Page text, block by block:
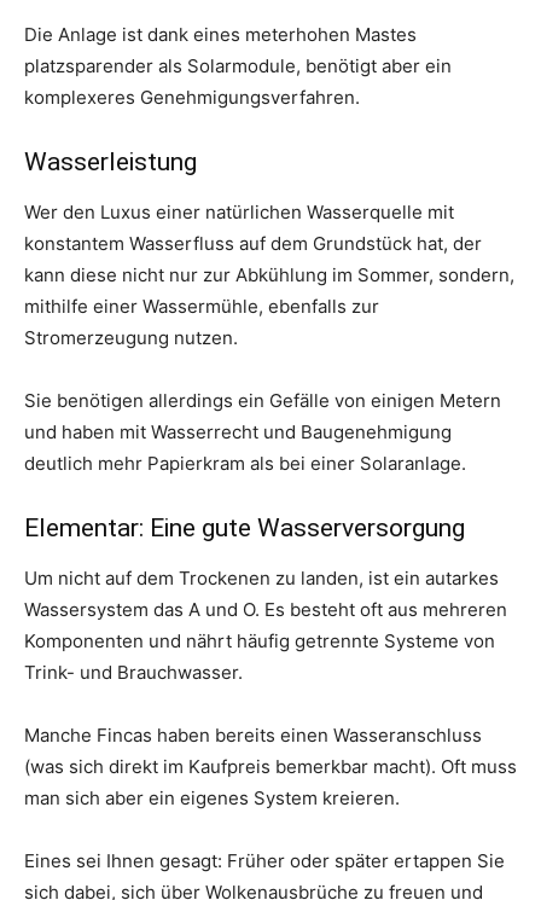
Die Anlage ist dank eines meterhohen Mastes
platzsparender als Solarmodule, benötigt aber ein
komplexeres Genehmigungsverfahren.
Wasserleistung
Wer den Luxus einer natürlichen Wasserquelle mit
konstantem Wasserfluss auf dem Grundstück hat, der
kann diese nicht nur zur Abkühlung im Sommer, sondern,
mithilfe einer Wassermühle, ebenfalls zur
Stromerzeugung nutzen.
Sie benötigen allerdings ein Gefälle von einigen Metern
und haben mit Wasserrecht und Baugenehmigung
deutlich mehr Papierkram als bei einer Solaranlage.
Elementar: Eine gute Wasserversorgung
Um nicht auf dem Trockenen zu landen, ist ein autarkes
Wassersystem das A und O. Es besteht oft aus mehreren
Komponenten und nährt häufig getrennte Systeme von
Trink- und Brauchwasser.
Manche Fincas haben bereits einen Wasseranschluss
(was sich direkt im Kaufpreis bemerkbar macht). Oft muss
man sich aber ein eigenes System kreieren.
Eines sei Ihnen gesagt: Früher oder später ertappen Sie
sich dabei, sich über Wolkenausbrüche zu freuen und